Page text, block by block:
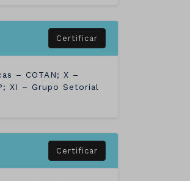
Certificar
– COTAN; X –
XI – Grupo Setorial
Certificar